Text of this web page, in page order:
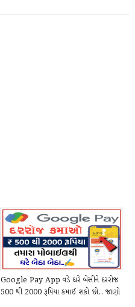
Google Pay App વડે ઘરે બેસીને દરરોજ
500 થી 2000 રૂપિયા કમાઈ શકો છો.. જાણો